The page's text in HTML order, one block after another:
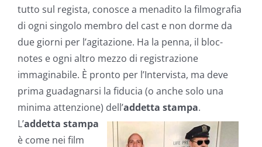
tutto sul regista, conosce a menadito la filmografia
di ogni singolo membro del cast e non dorme da
due giorni per l’agitazione. Ha la penna, il bloc-
notes e ogni altro mezzo di registrazione
immaginabile. È pronto per l’Intervista, ma deve
prima guadagnarsi la fiducia (o anche solo una
minima attenzione) dell’addetta stampa.
L’addetta stampa
è come nei film